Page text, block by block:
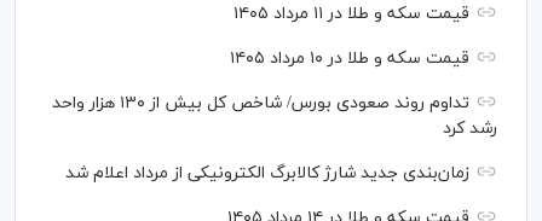
قیمت سکه و طلا در ۱۱ مرداد ۱۴۰۵
قیمت سکه و طلا در ۱۰ مرداد ۱۴۰۵
تداوم روند صعودی بورس/ شاخص کل بیش از ۱۳۰ هزار واحد
رشد کرد
زمان‌بندی جدید شارژ کالابرگ الکترونیکی از مرداد اعلام شد